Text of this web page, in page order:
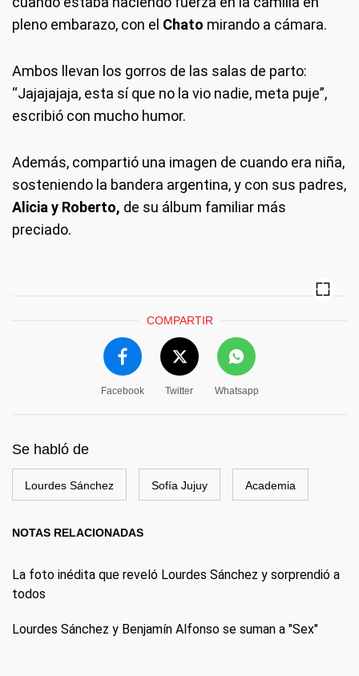
pleno embarazo, con el Chato mirando a cámara.
Ambos llevan los gorros de las salas de parto:
“Jajajajaja, esta sí que no la vio nadie, meta puje”,
escribió con mucho humor.
Además, compartió una imagen de cuando era niña,
sosteniendo la bandera argentina, y con sus padres,
Alicia y Roberto, de su álbum familiar más
preciado.
COMPARTIR
Facebook Twitter Whatsapp
Se habló de
Lourdes Sánchez Sofía Jujuy Academia
NOTAS RELACIONADAS
La foto inédita que reveló Lourdes Sánchez y sorprendió a
todos
Lourdes Sánchez y Benjamín Alfonso se suman a "Sex"